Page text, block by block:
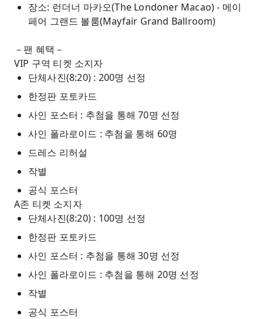
장소: 런더너 마카오(The Londoner Macao) - 메이
페어 그랜드 볼룸(Mayfair Grand Ballroom)
－팬 혜택－
VIP 구역 티켓 소지자
단체사진(8:20) : 200명 선정
한정판 포토카드
사인 포스터 : 추첨을 통해 70명 선정
사인 폴라로이드 : 추첨을 통해 60명
드레스 리허설
작별
공식 포스터
A존 티켓 소지자
단체사진(8:20) : 100명 선정
한정판 포토카드
사인 포스터 : 추첨을 통해 30명 선정
사인 폴라로이드 : 추첨을 통해 20명 선정
작별
공식 포스터